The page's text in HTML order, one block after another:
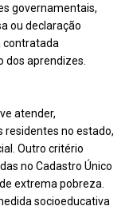
governamentais,
ou declaração
contratada
aprendizes.
atender,
residentes no estado,
Outro critério
no Cadastro Único
extrema pobreza.
socioeducativa